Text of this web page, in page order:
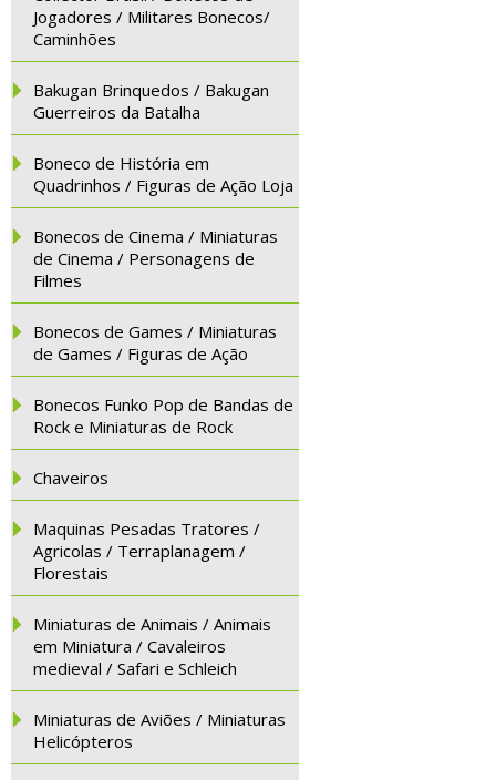
Jogadores / Militares Bonecos/
Caminhões
Bakugan Brinquedos / Bakugan
Guerreiros da Batalha
Boneco de História em
Quadrinhos / Figuras de Ação Loja
Bonecos de Cinema / Miniaturas
de Cinema / Personagens de
Filmes
Bonecos de Games / Miniaturas
de Games / Figuras de Ação
Bonecos Funko Pop de Bandas de
Rock e Miniaturas de Rock
Chaveiros
Maquinas Pesadas Tratores /
Agricolas / Terraplanagem /
Florestais
Miniaturas de Animais / Animais
em Miniatura / Cavaleiros
medieval / Safari e Schleich
Miniaturas de Aviões / Miniaturas
Helicópteros